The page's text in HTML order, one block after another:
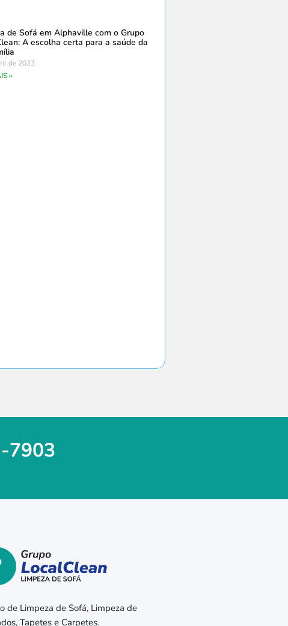
de Sofá em Alphaville com o Grupo
A escolha certa para a saúde da
de 2023
»
7903
de Limpeza de Sofá, Limpeza de
Tapetes e Carpetes.